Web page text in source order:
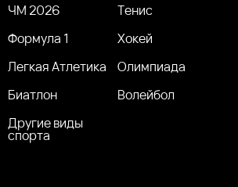
ЧМ 2026
Тенис
Формула 1
Хокей
Легкая Атлетика
Олимпиада
Биатлон
Волейбол
Другие виды
спорта